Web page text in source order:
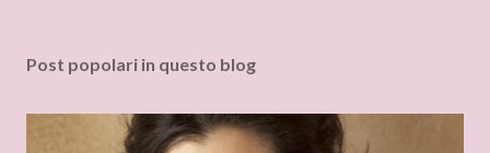
m
n
Post popolari in questo blog